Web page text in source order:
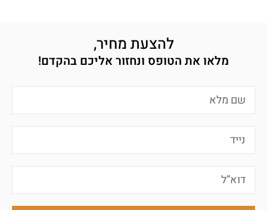
להצעת מחיר,
מלאו את הטופס ונחזור אליכם בהקדם!